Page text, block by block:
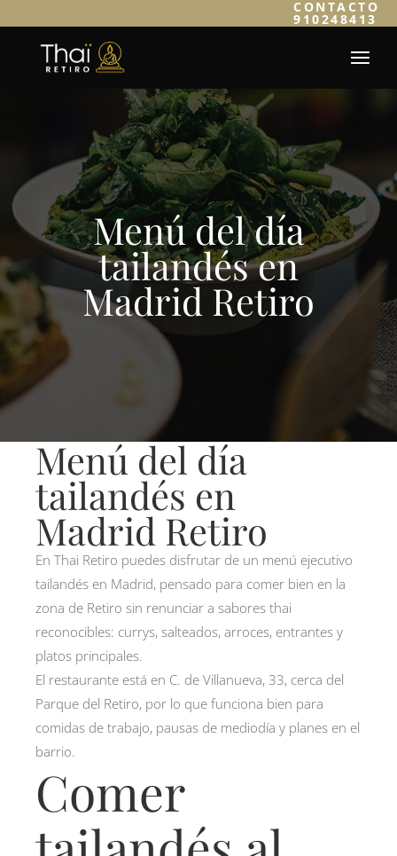
CONTACTO
910248413
Menú del día
tailandés en
Madrid Retiro
Menú del día
tailandés en
Madrid Retiro
En Thai Retiro puedes disfrutar de un menú ejecutivo
tailandés en Madrid, pensado para comer bien en la
zona de Retiro sin renunciar a sabores thai
reconocibles: currys, salteados, arroces, entrantes y
platos principales.
El restaurante está en C. de Villanueva, 33, cerca del
Parque del Retiro, por lo que funciona bien para
comidas de trabajo, pausas de mediodía y planes en el
barrio.
Comer